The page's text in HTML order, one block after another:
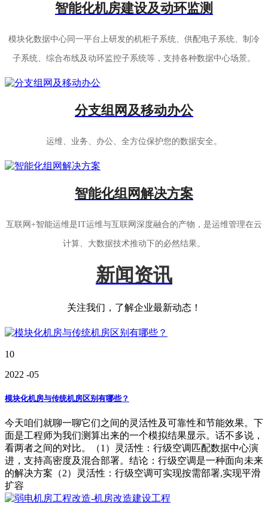
智能化机房建设及动环监测
模块化数据中心同一平台上研发的机柜子系统、供配电子系统、制冷
子系统、综合布线及动环监控子系统等，支持各种数据中心场景。
分支组网及移动办公
运维、业务、办公、全方位保护您的数据安全。
智能化组网解决方案
互联网+智能运维是IT运维与互联网深度融合的产物，是运维管理在云
计算、大数据技术推动下的必然结果。
新闻资讯
关注我们，了解企业最新动态！
10
2022 -05
模块化机房与传统机房区别有哪些？
今天咱们就聊一聊它们之间的灵活性及可靠性和节能效果。下
面是工程师为我们测算出来的一个模拟结果显示。话不多说，
看两者之间的对比。（1）灵活性：行级空调匹配数据中心演
进，支持高密度及混合部署。结论：行级空调是一种面向未来
的解决方案（2）灵活性：行级空调可实现按需部署,实现平滑
扩容